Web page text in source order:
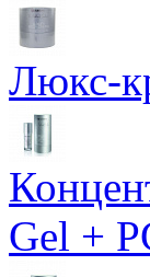
Люкс-
Gel +